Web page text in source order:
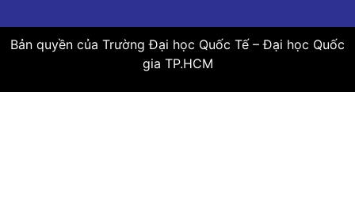
Bản quyền của Trường Đại học Quốc Tế – Đại học Quốc
gia TP.HCM